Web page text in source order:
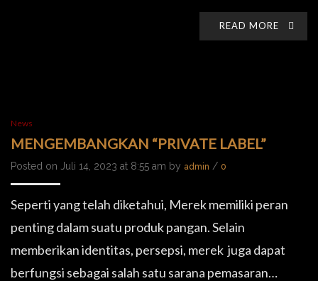
READ MORE
News
MENGEMBANGKAN “PRIVATE LABEL”
Posted on Juli 14, 2023 at 8:55 am by admin / 0
Seperti yang telah diketahui, Merek memiliki peran
penting dalam suatu produk pangan. Selain
memberikan identitas, persepsi, merek juga dapat
berfungsi sebagai salah satu sarana pemasaran…